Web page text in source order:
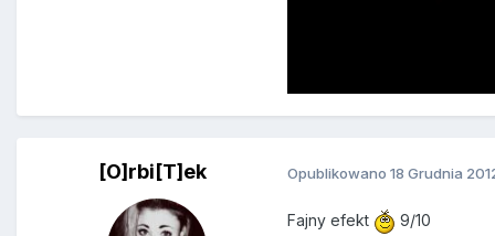
[O]rbi[T]ek Opublikowano 18 Grudnia
Fajny efekt 9/10